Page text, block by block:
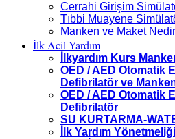
Cerrahi Girişim
Tıbbi Muayene
Manken ve Maket
İlk-Acil Yardım
İlkyardım Kurs
OED / AED Otomatik
Defibrilatör ve
OED / AED Otomatik
Defibrilatör
SU KURTARMA-
İlk Yardım Yönetmeliği